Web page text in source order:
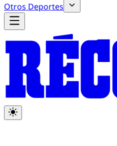
Otros Deportes